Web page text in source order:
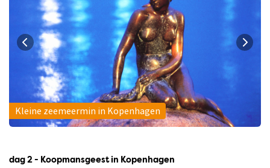
Kleine zeemeermin in Kopenhagen
dag 2 - Koopmansgeest in Kopenhagen